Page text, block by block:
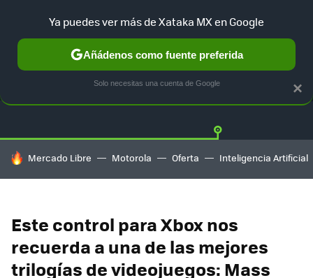
GUÍA DE COMPRAS MERCADO LIBRE
HOY SE HABLA DE
Mercado Libre Motorola Oferta Inteligencia Artificial
Este control para Xbox nos
recuerda a una de las mejores
trilogías de videojuegos: Mass
×
Ya puedes ver más de Xataka MX en Google
Añádenos como fuente preferida
Solo necesitas una cuenta de Google